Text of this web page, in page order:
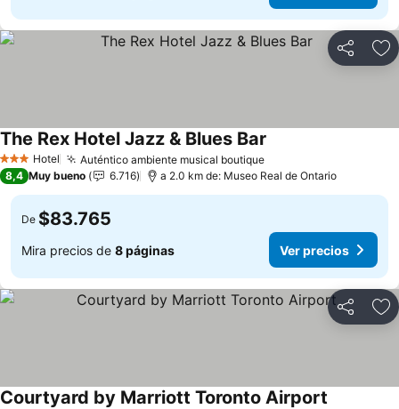
Compartir
3 Estrellas
Hotel Auténtico ambiente musical boutiqueVer precios
The Rex Hotel Jazz & Blues Bar
8,4 Muy bueno 6.716 a 2.0 km de: Museo Real de Ontario
De $83.765
Mira precios de 8 páginas Ver precios
Compartir
Courtyard by Marriott Toronto Airport